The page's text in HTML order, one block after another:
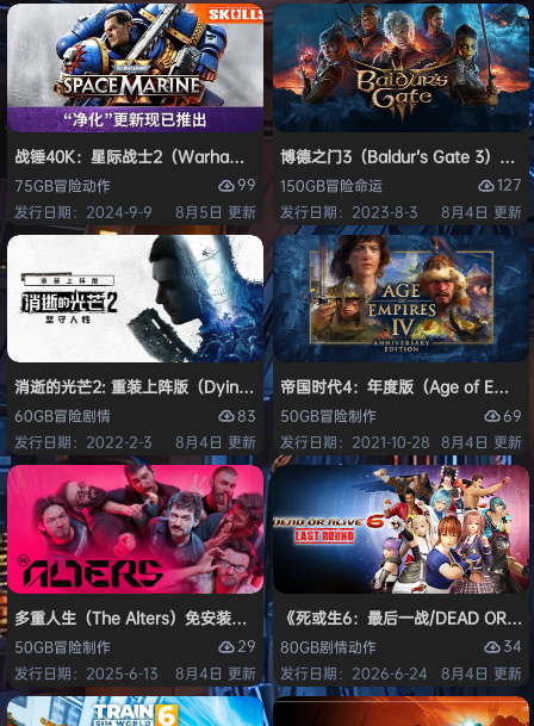
战锤40K：星际战士2（Warhammer 40,000: Space Marine 2）免安装
75GB冒险动作
99
发行日期：2024-9-9
8月5日 更新
博德之门3（Baldur’s Gate 3）免安
150GB冒险命运
127
发行日期：2023-8-3
8月4日 更新
消逝的光芒2: 重装上阵版（Dying Light 2 Stay Human: Reloaded
60GB冒险剧情
83
发行日期：2022-2-3
8月4日 更新
帝国时代4：年度版（Age of
50GB冒险制作
69
发行日期：2021-10-28 8月4日 更新
多重人生（The Alters）免安装中文版
50GB冒险制作
29
发行日期：2025-6-13
8月4日 更新
《死或生6：最后一战/DEAD OR
80GB剧情动作
34
发行日期：2026-6-24
8月4日 更新